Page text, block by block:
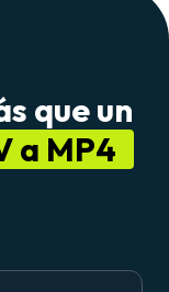
que un
a MP4